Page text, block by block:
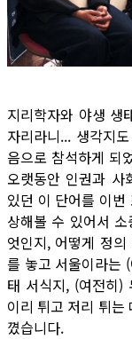
지리학자와 야생 생
자리라니... 생각지
음으로 참석하게 되
오랫동안 인권과 사
있던 이 단어를 이
상해볼 수 있어서
엇인지, 어떻게 정
를 놓고 서울이라는
태 서식지, (여전히)
이리 튀고 저리 튀는
꼈습니다.